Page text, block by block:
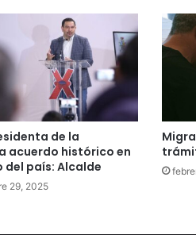
de la
acuerdo histórico en
del país: Alcalde
29, 2025